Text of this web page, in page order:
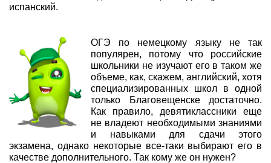
испанский.
ОГЭ по немецкому языку не так
популярен, потому что российские
школьники не изучают его в таком же
объеме, как, скажем, английский, хотя
специализированных школ в одной
только Благовещенске достаточно.
Как правило, девятиклассники еще
не владеют необходимыми знаниями
и навыками для сдачи этого
экзамена, однако некоторые все-таки выбирают его в
качестве дополнительного. Так кому же он нужен?